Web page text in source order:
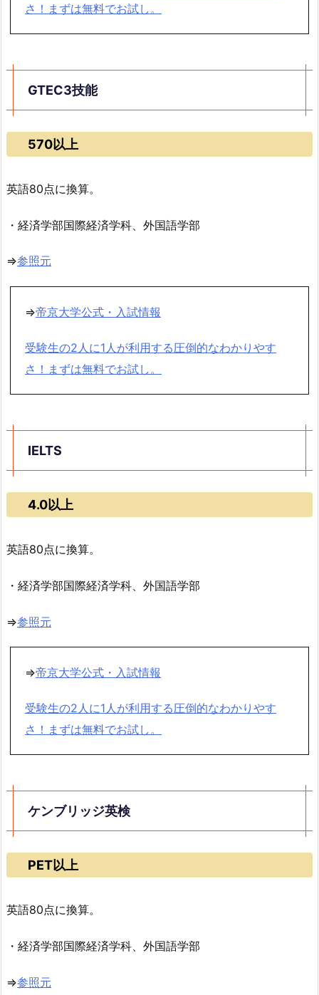
さ！まずは無料でお試し。
GTEC3技能
570以上
英語80点に換算。
・経済学部国際経済学科、外国語学部
⇒参照元
⇒帝京大学公式・入試情報
受験生の2人に1人が利用する圧倒的なわかりやす
さ！まずは無料でお試し。
IELTS
4.0以上
英語80点に換算。
・経済学部国際経済学科、外国語学部
⇒参照元
⇒帝京大学公式・入試情報
受験生の2人に1人が利用する圧倒的なわかりやす
さ！まずは無料でお試し。
ケンブリッジ英検
PET以上
英語80点に換算。
・経済学部国際経済学科、外国語学部
⇒参照元